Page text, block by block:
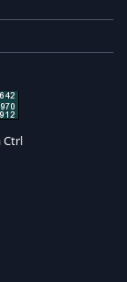
Ctrl